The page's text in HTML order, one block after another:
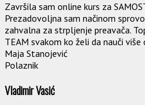
Završila sam online kurs za
Prezadovoljna sam načinom
zahvalna za strpljenje preavača.
TEAM svakom ko želi da nauči više
Maja Stanojević
Polaznik
Vladimir Vasić